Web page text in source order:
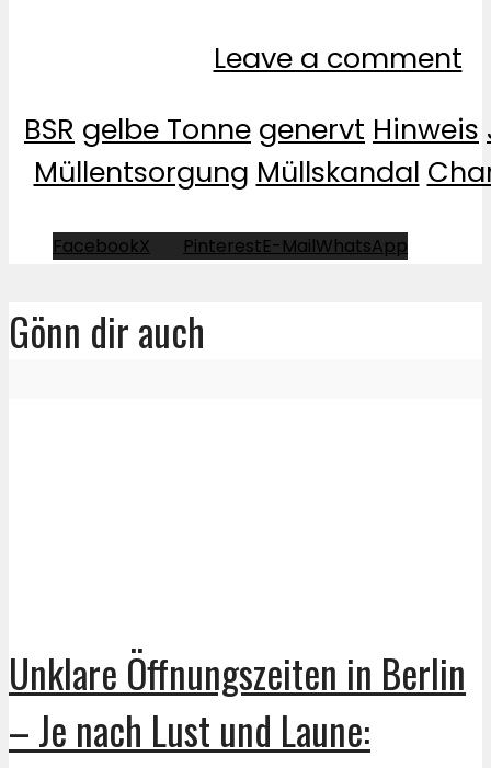
Leave a comment
BSR gelbe Tonne genervt Hinweis
Müllentsorgung Müllskandal
FacebookX PinterestE-MailWhatsApp
Gönn dir auch
Unklare Öffnungszeiten in Berlin
– Je nach Lust und Laune: